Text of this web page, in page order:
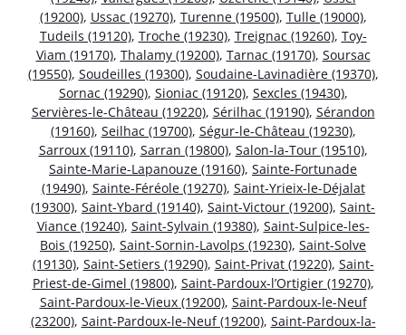
(19200), Ussac (19270), Turenne (19500), Tulle (19000),
Tudeils (19120), Troche (19230), Treignac (19260), Toy-
Viam (19170), Thalamy (19200), Tarnac (19170), Soursac
(19550), Soudeilles (19300), Soudaine-Lavinadière (19370),
Sornac (19290), Sioniac (19120), Sexcles (19430),
Servières-le-Château (19220), Sérilhac (19190), Sérandon
(19160), Seilhac (19700), Ségur-le-Château (19230),
Sarroux (19110), Sarran (19800), Salon-la-Tour (19510),
Sainte-Marie-Lapanouze (19160), Sainte-Fortunade
(19490), Sainte-Féréole (19270), Saint-Yrieix-le-Déjalat
(19300), Saint-Ybard (19140), Saint-Victour (19200), Saint-
Viance (19240), Saint-Sylvain (19380), Saint-Sulpice-les-
Bois (19250), Saint-Sornin-Lavolps (19230), Saint-Solve
(19130), Saint-Setiers (19290), Saint-Privat (19220), Saint-
Priest-de-Gimel (19800), Saint-Pardoux-l’Ortigier (19270),
Saint-Pardoux-le-Vieux (19200), Saint-Pardoux-le-Neuf
(23200), Saint-Pardoux-le-Neuf (19200), Saint-Pardoux-la-